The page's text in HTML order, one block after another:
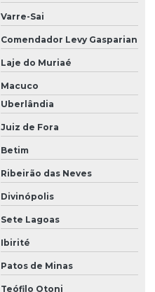
Varre-Sai
Comendador Levy Gasparian
Laje do Muriaé
Macuco
Uberlândia
Juiz de Fora
Betim
Ribeirão das Neves
Divinópolis
Sete Lagoas
Ibirité
Patos de Minas
Teófilo Otoni